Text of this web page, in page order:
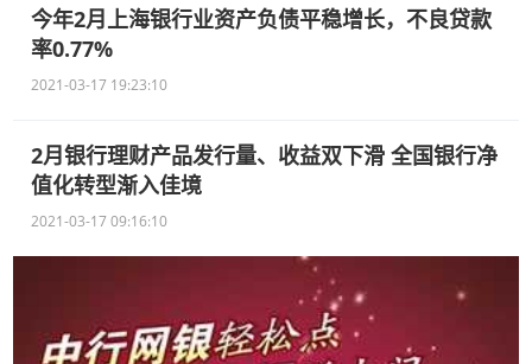
今年2月上海银行业资产负债平稳增长，不良贷款
率0.77%
2021-03-17 19:23:10
2月银行理财产品发行量、收益双下滑 全国银行净
值化转型渐入佳境
2021-03-17 09:16:10